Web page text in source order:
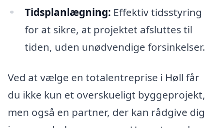
Tidsplanlægning: Effektiv tidsstyring
for at sikre, at projektet afsluttes til
tiden, uden unødvendige forsinkelser.
Ved at vælge en totalentreprise i Høll får
du ikke kun et overskueligt byggeprojekt,
men også en partner, der kan rådgive dig